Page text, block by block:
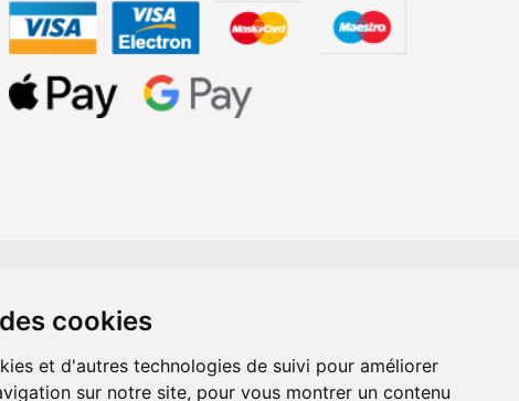
cookies
et d'autres technologies de suivi pour améliorer
sur notre site, pour vous montrer un contenu